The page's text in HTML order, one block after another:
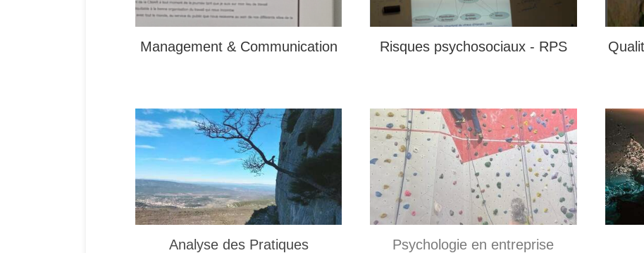
Management & Communication Risques psychosociaux - RPS
Analyse des Pratiques
Psychologie en entreprise